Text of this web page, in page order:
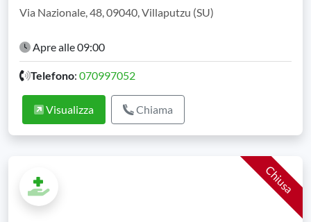
Via Nazionale, 48, 09040, Villaputzu (SU)
Apre alle 09:00
Telefono: 070997052
Visualizza Chiama
Chiusa